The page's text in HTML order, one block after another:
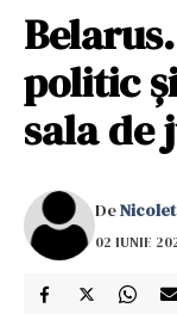
politic
sala de
De
02 IUNIE